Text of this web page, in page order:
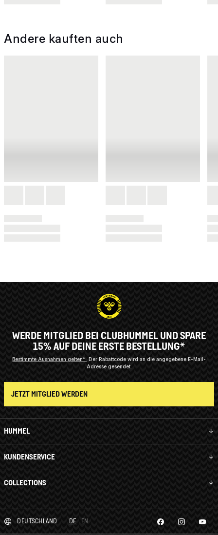
Andere kauften auch
HUMMEL
KUNDENSERVICE
COLLECTIONS
WERDE MITGLIED BEI CLUBHUMMEL UND SPARE
15% AUF DEINE ERSTE BESTELLUNG*
Bestimmte Ausnahmen gelten* Der Rabattcode wird an die angegebene E-Mail-
Adresse gesendet.
JETZT MITGLIED WERDEN
DEUTSCHLAND DE EN